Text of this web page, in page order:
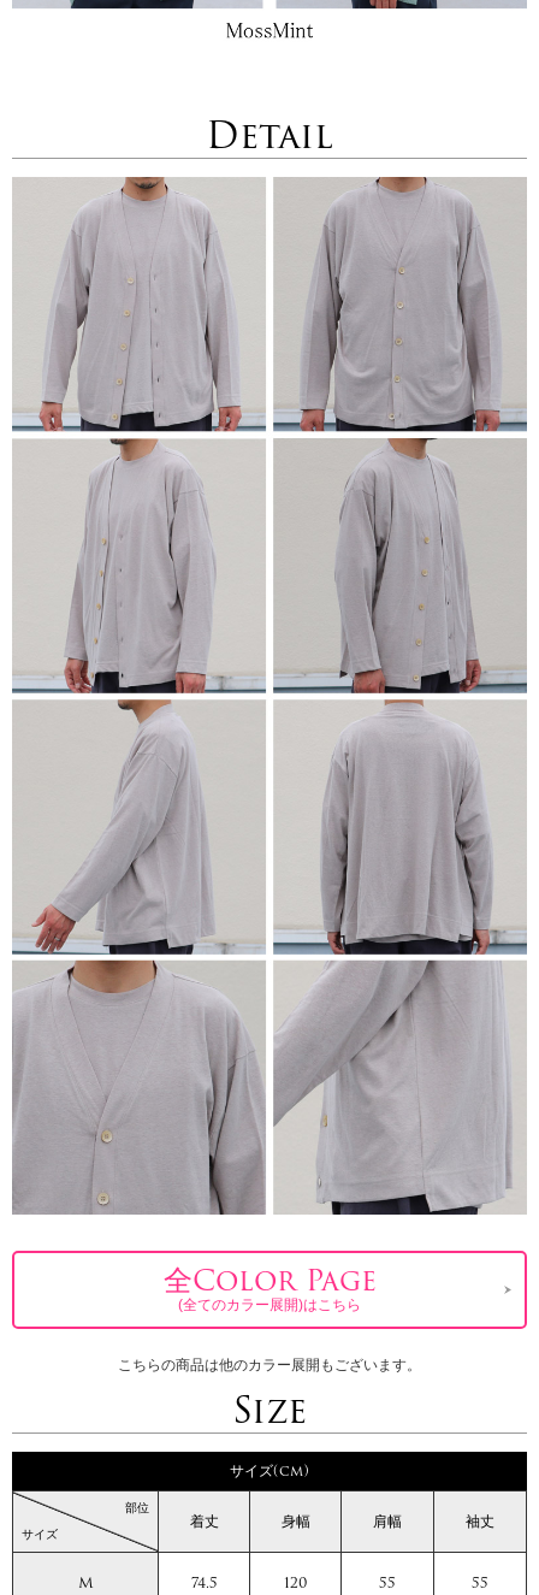
Detail
全Color Page
(全てのカラー展開)はこちら
こちらの商品は他のカラー展開もございます。
Size
サイズ(cm)
サイズ
部位
着丈 身幅 肩幅 袖丈
M 74.5 120 55 55